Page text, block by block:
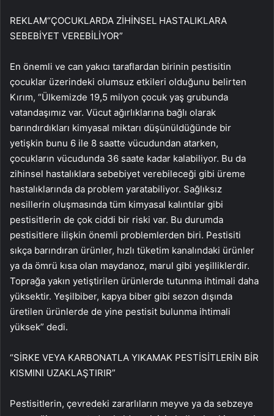
REKLAM“ÇOCUKLARDA ZİHİNSEL HASTALIKLARA
SEBEBİYET VEREBİLİYOR”
En önemli ve can yakıcı taraflardan birinin pestisitin
çocuklar üzerindeki olumsuz etkileri olduğunu belirten
Kırım, “Ülkemizde 19,5 milyon çocuk yaş grubunda
vatandaşımız var. Vücut ağırlıklarına bağlı olarak
barındırdıkları kimyasal miktarı düşünüldüğünde bir
yetişkin bunu 6 ile 8 saatte vücudundan atarken,
çocukların vücudunda 36 saate kadar kalabiliyor. Bu da
zihinsel hastalıklara sebebiyet verebileceği gibi üreme
hastalıklarında da problem yaratabiliyor. Sağlıksız
nesillerin oluşmasında tüm kimyasal kalıntılar gibi
pestisitlerin de çok ciddi bir riski var. Bu durumda
pestisitlere ilişkin önemli problemlerden biri. Pestisiti
sıkça barındıran ürünler, hızlı tüketim kanalındaki ürünler
ya da ömrü kısa olan maydanoz, marul gibi yeşilliklerdir.
Toprağa yakın yetiştirilen ürünlerde tutunma ihtimali daha
yüksektir. Yeşilbiber, kapya biber gibi sezon dışında
üretilen ürünlerde de yine pestisit bulunma ihtimali
yüksek” dedi.
“SİRKE VEYA KARBONATLA YIKAMAK PESTİSİTLERİN BİR
KISMINI UZAKLAŞTIRIR”
Pestisitlerin, çevredeki zararlıların meyve ya da sebzeye